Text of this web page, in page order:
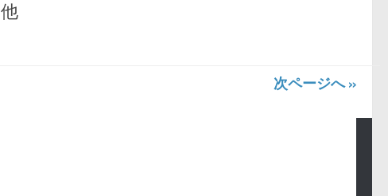
他
次ページへ »